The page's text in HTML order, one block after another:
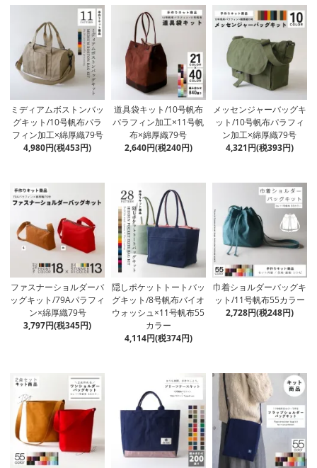
ミディアムボストンバッ
グキット/10号帆布パラ
フィン加工×綿厚織79号
4,980円(税453円)
道具袋キット/10号帆布
パラフィン加工×11号帆
布×綿厚織79号
2,640円(税240円)
メッセンジャーバッグキ
ット/10号帆布パラフィ
ン加工×綿厚織79号
4,321円(税393円)
ファスナーショルダーバ
ッグキット/79Aパラフィ
ン×綿厚織79号
3,797円(税345円)
隠しポケットトートバッ
グキット/8号帆布バイオ
ウォッシュ×11号帆布55
カラー
4,114円(税374円)
巾着ショルダーバッグキ
ット/11号帆布55カラー
2,728円(税248円)